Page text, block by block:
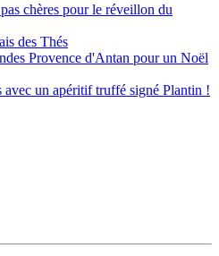
chères pour le réveillon du
des Thés
Provence d'Antan pour un Noël
avec un apéritif truffé signé Plantin !